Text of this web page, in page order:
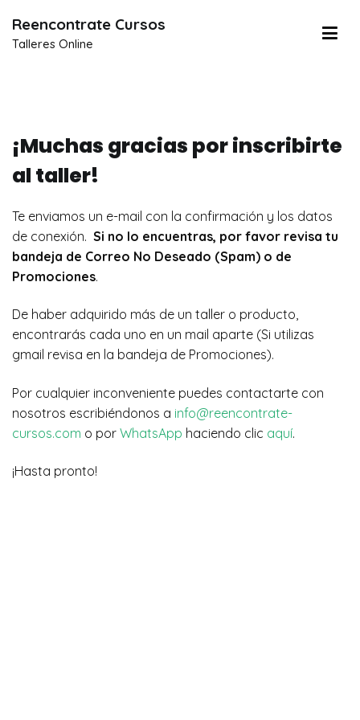
Reencontrate Cursos
Talleres Online
¡Muchas gracias por inscribirte
al taller!
Te enviamos un e-mail con la confirmación y los datos
de conexión. Si no lo encuentras, por favor revisa tu
bandeja de Correo No Deseado (Spam) o de
Promociones.
De haber adquirido más de un taller o producto,
encontrarás cada uno en un mail aparte (Si utilizas
gmail revisa en la bandeja de Promociones).
Por cualquier inconveniente puedes contactarte con
nosotros escribiéndonos a info@reencontrate-
cursos.com o por WhatsApp haciendo clic aquí.
¡Hasta pronto!